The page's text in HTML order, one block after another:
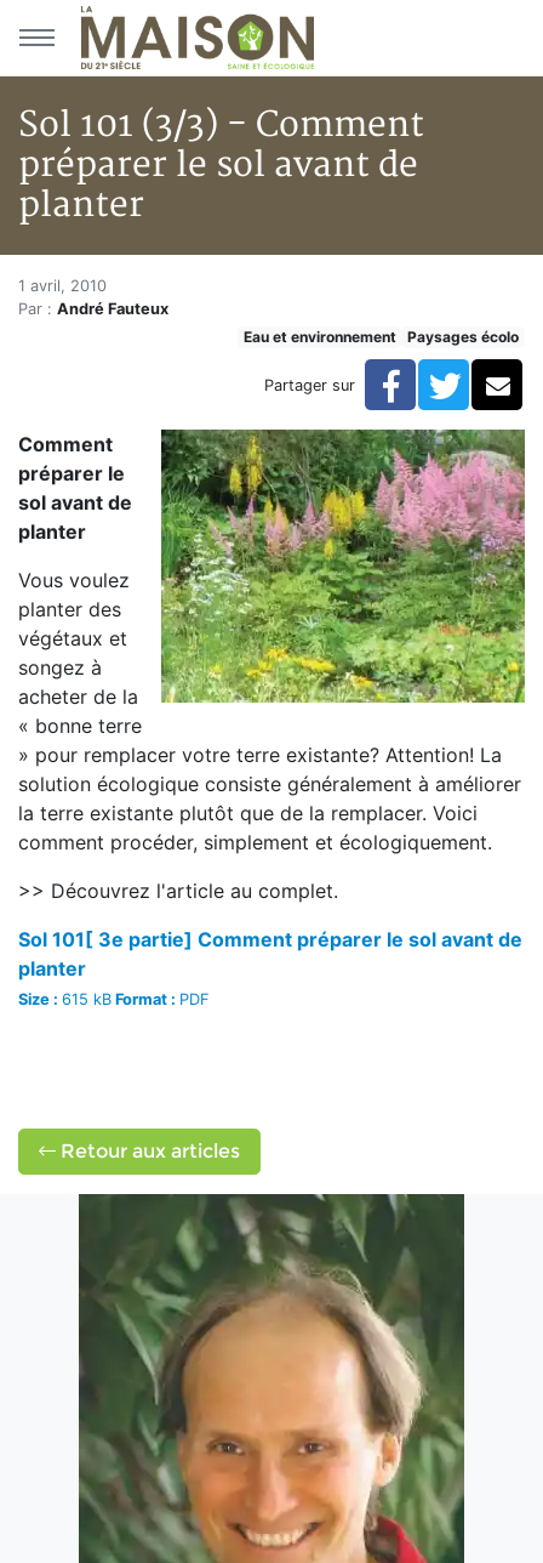
Aller au menu principal
Aller au contenu principal
Sol 101 (3/3) - Comment
préparer le sol avant de
planter
Accueil
Articles
Eau et environnement
Sol 101 (3/3) - Comment préparer le sol avant de
Sol 101 (3/3) - Comment
1 avril, 2010
Par : André Fauteux
Eau et environnement
Paysages écolo
Partager sur Facebook
Comment
préparer le
sol avant de
planter
Vous voulez
planter des
végétaux et
songez à
acheter de la
« bonne terre
» pour remplacer votre terre existante? Attention! La
solution écologique consiste généralement à améliorer
la terre existante plutôt que de la remplacer. Voici
comment procéder, simplement et écologiquement.
>> Découvrez l'article au complet.
Sol 101[ 3e partie] Comment préparer le sol avant de
planter
Size : 615 kB Format : PDF
Retour aux articles